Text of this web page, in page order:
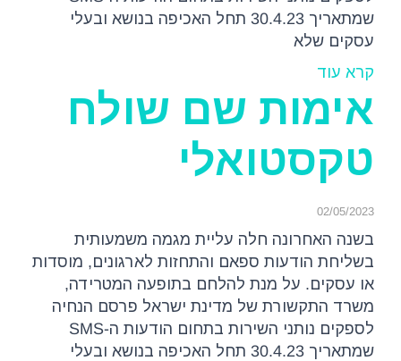
שמתאריך 30.4.23 תחל האכיפה בנושא ובעלי
עסקים שלא
קרא עוד
אימות שם שולח
טקסטואלי
02/05/2023
בשנה האחרונה חלה עליית מגמה משמעותית
בשליחת הודעות ספאם והתחזות לארגונים, מוסדות
או עסקים. על מנת להלחם בתופעה המטרידה,
משרד התקשורת של מדינת ישראל פרסם הנחיה
לספקים נותני השירות בתחום הודעות ה-SMS
שמתאריך 30.4.23 תחל האכיפה בנושא ובעלי